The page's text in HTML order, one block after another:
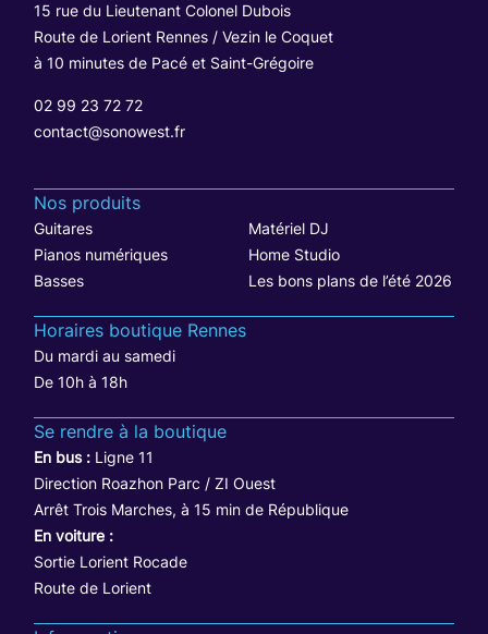
15 rue du Lieutenant Colonel Dubois
Route de Lorient Rennes / Vezin le Coquet
à 10 minutes de Pacé et Saint-Grégoire
02 99 23 72 72
contact@sonowest.fr
Nos produits
Guitares
Matériel DJ
Pianos numériques
Home Studio
Basses
Les bons plans de l’été 2026
Horaires boutique Rennes
Du mardi au samedi
De 10h à 18h
Se rendre à la boutique
En bus : Ligne 11
Direction Roazhon Parc / ZI Ouest
Arrêt Trois Marches, à 15 min de République
En voiture :
Sortie Lorient Rocade
Route de Lorient